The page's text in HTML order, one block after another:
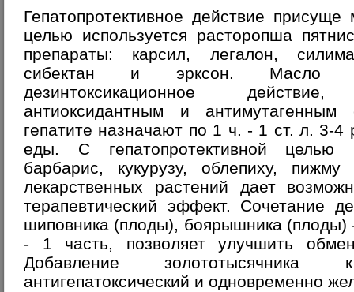
Гепатопротективное действие
целью используется расторопша
препараты: карсил, легалон,
сибектан и эрксон. Масло
дезинтоксикационное
антиоксидантным и
гепатите назначают по 1 ч. - 1 ст. л. 3-
еды. С гепатопротективной целью
барбарис, кукурузу, облепиху,
лекарственных растений дает
терапевтический эффект. Сочетание
шиповника (плоды), боярышника (плоды)
- 1 часть, позволяет улучшить
Добавление
антигепатоксический и одновременно